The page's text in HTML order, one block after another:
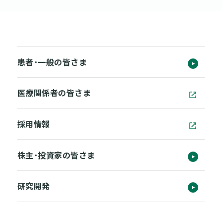
患者･一般の皆さま
医療関係者の皆さま
採用情報
株主･投資家の皆さま
研究開発